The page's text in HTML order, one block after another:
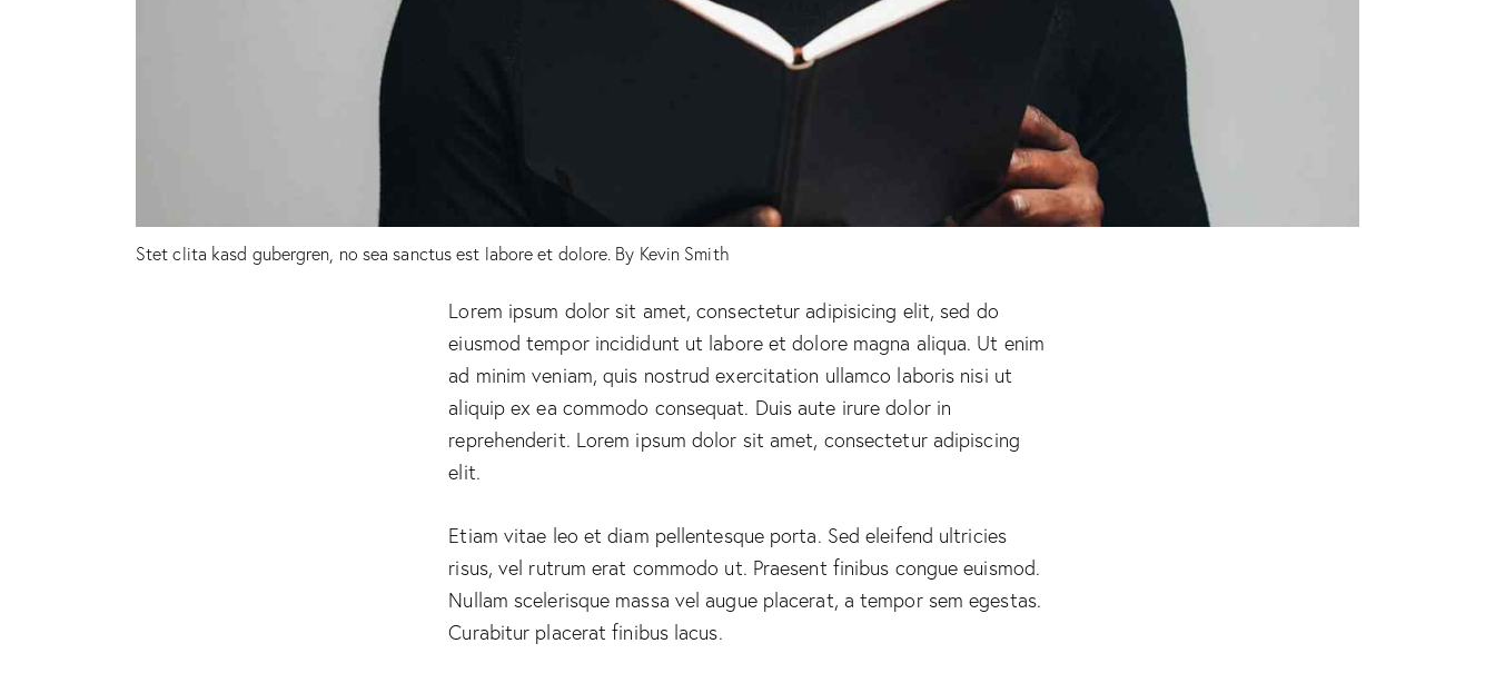
Stet clita kasd gubergren, no sea sanctus est labore et dolore. By Kevin Smith
Lorem ipsum dolor sit amet, consectetur adipisicing elit, sed do
eiusmod tempor incididunt ut labore et dolore magna aliqua. Ut enim
ad minim veniam, quis nostrud exercitation ullamco laboris nisi ut
aliquip ex ea commodo consequat. Duis aute irure dolor in
reprehenderit. Lorem ipsum dolor sit amet, consectetur adipiscing
elit.
Etiam vitae leo et diam pellentesque porta. Sed eleifend ultricies
risus, vel rutrum erat commodo ut. Praesent finibus congue euismod.
Nullam scelerisque massa vel augue placerat, a tempor sem egestas.
Curabitur placerat finibus lacus.